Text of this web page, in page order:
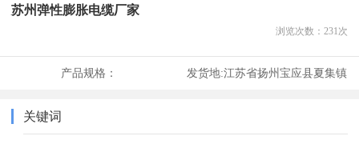
苏州弹性膨胀电缆厂家
浏览次数： 231次
产品规格： 发货地:江苏省扬州宝应县夏集镇
关键词